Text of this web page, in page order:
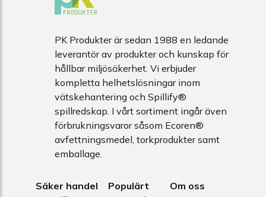
PK Produkter är sedan 1988 en ledande
leverantör av produkter och kunskap för
hållbar miljösäkerhet. Vi erbjuder
kompletta helhetslösningar inom
vätskehantering och Spillify®
spillredskap. I vårt sortiment ingår även
förbrukningsvaror såsom Ecoren®
avfettningsmedel, torkprodukter samt
emballage.
Säker handel
Populärt
Om oss